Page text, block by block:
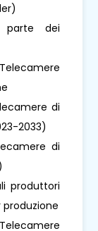
parte dei
di
2033)
di
produttori
produzione